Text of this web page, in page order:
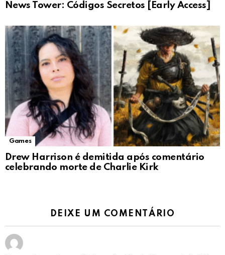
News Tower: Códigos Secretos [Early Access]
Games
Drew Harrison é demitida após comentário
celebrando morte de Charlie Kirk
DEIXE UM COMENTÁRIO